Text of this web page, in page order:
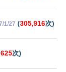
1/27 (305,916次)
次)